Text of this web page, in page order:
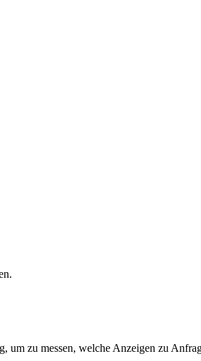
um zu messen, welche Anzeigen zu